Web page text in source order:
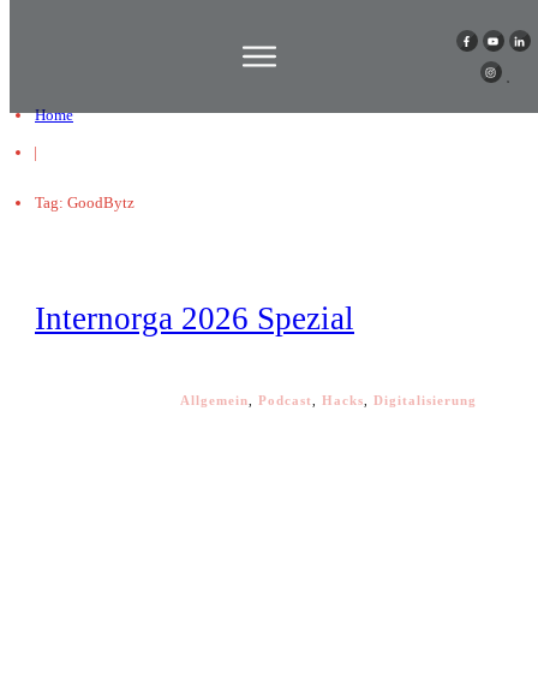
Home
|
Tag: GoodBytz
Internorga 2026 Spezial
Allgemein Podcast Hacks Digitalisierung